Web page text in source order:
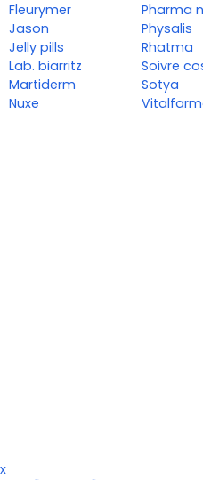
Fleurymer
Jason
Jelly pills
Lab. biarritz
Martiderm
Nuxe
Pharma
Physalis
Rhatma
Soivre
Sotya
x